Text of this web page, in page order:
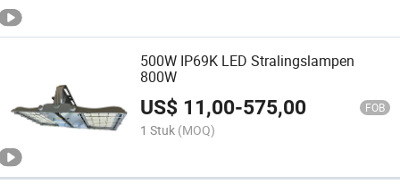
500W IP69K LED Stralingslampen
800W
US$ 11,00-575,00 FOB
1 Stuk (MOQ)